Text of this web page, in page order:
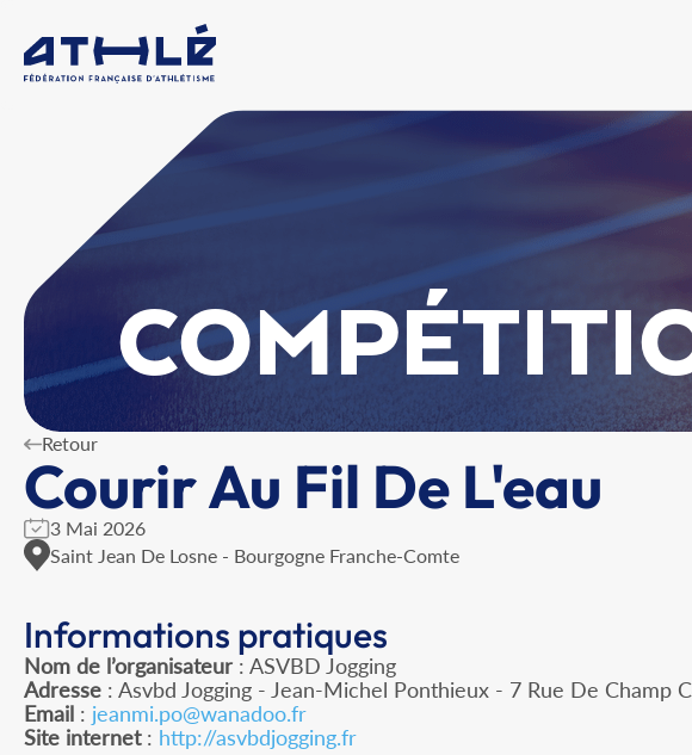
Retour
Courir Au Fil De L'eau
3 Mai 2026
Saint Jean De Losne - Bourgogne Franche-Comte
Informations pratiques
Nom de l’organisateur : ASVBD Jogging
Adresse : Asvbd Jogging - Jean-Michel Ponthieux - 7 Rue De Champ
Email : jeanmi.po@wanadoo.fr
Site internet: http://asvbdjogging.fr